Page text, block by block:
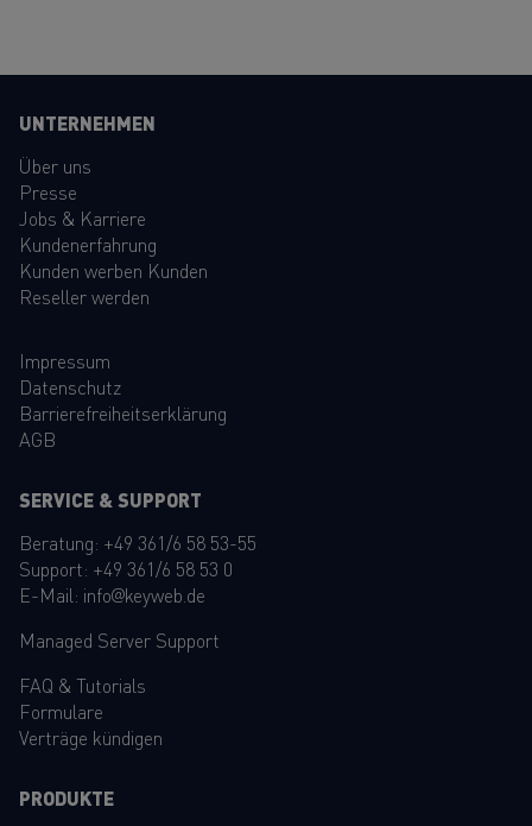
UNTERNEHMEN
Über uns
Presse
Jobs & Karriere
Kundenerfahrung
Kunden werben Kunden
Reseller werden
Impressum
Datenschutz
Barrierefreiheitserklärung
AGB
SERVICE & SUPPORT
Beratung: +49 361/6 58 53-55
Support: +49 361/6 58 53 0
E-Mail: info@keyweb.de
Managed Server Support
FAQ & Tutorials
Formulare
Verträge kündigen
PRODUKTE